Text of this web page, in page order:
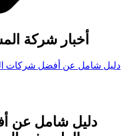
أخبار شركة
دليل شامل عن